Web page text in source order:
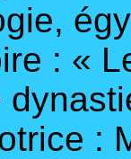
: «
: